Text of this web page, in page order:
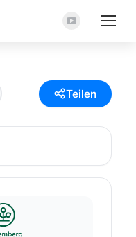
YouTube
in
einem
Fenster
geöffnet
Teilen